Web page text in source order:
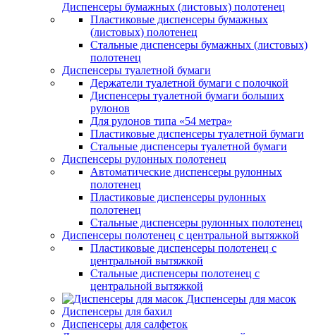
Диспенсеры бумажных (листовых) полотенец
Пластиковые диспенсеры бумажных
(листовых) полотенец
Стальные диспенсеры бумажных (листовых)
полотенец
Диспенсеры туалетной бумаги
Держатели туалетной бумаги с полочкой
Диспенсеры туалетной бумаги больших
рулонов
Для рулонов типа «54 метра»
Пластиковые диспенсеры туалетной бумаги
Стальные диспенсеры туалетной бумаги
Диспенсеры рулонных полотенец
Автоматические диспенсеры рулонных
полотенец
Пластиковые диспенсеры рулонных
полотенец
Стальные диспенсеры рулонных полотенец
Диспенсеры полотенец с центральной вытяжкой
Пластиковые диспенсеры полотенец с
центральной вытяжкой
Стальные диспенсеры полотенец с
центральной вытяжкой
Диспенсеры для масок
Диспенсеры для бахил
Диспенсеры для салфеток